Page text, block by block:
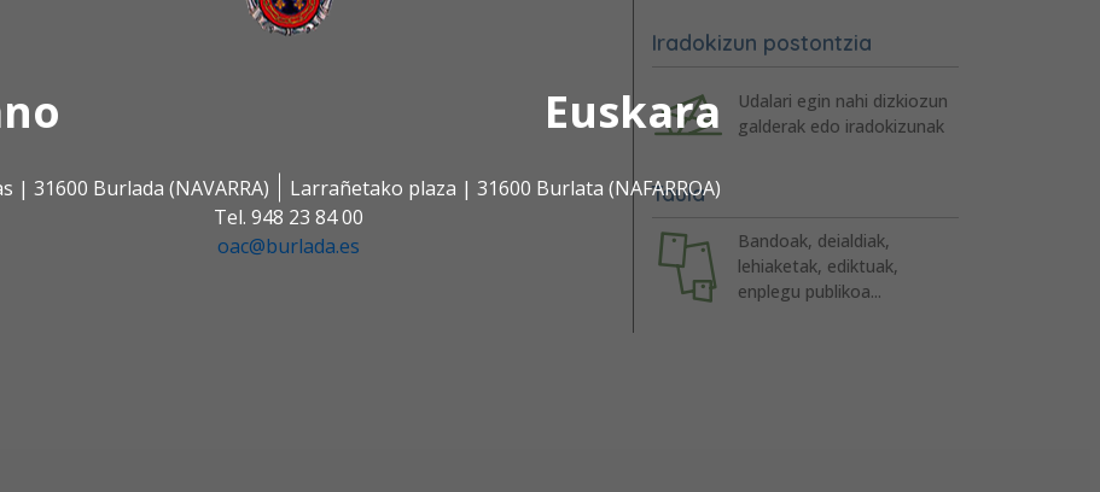
Euskara
| 31600 Burlada (NAVARRA)
Larrañetako plaza | 31600 Burlata (NAFARROA)
Tel. 948 23 84 00
oac@burlada.es
Iradokizun postontzia
Udalari egin nahi dizkiozun
galderak edo iradokizunak
Taula
Bandoak, deialdiak,
lehiaketak, ediktuak,
enplegu publikoa...